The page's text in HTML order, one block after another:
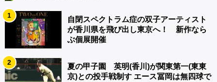
1
自閉スペクトラム症の双子アーティスト
が香川県を飛び出し東京へ！ 新作なら
ぶ個展開催
2
夏の甲子園 英明(香川)が関東第一(東東
京)との投手戦制す エース冨岡は無四球で